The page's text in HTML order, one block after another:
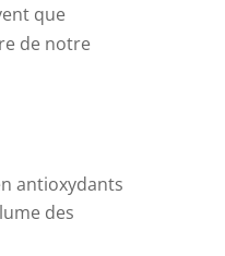
que
de notre
antioxydants
des